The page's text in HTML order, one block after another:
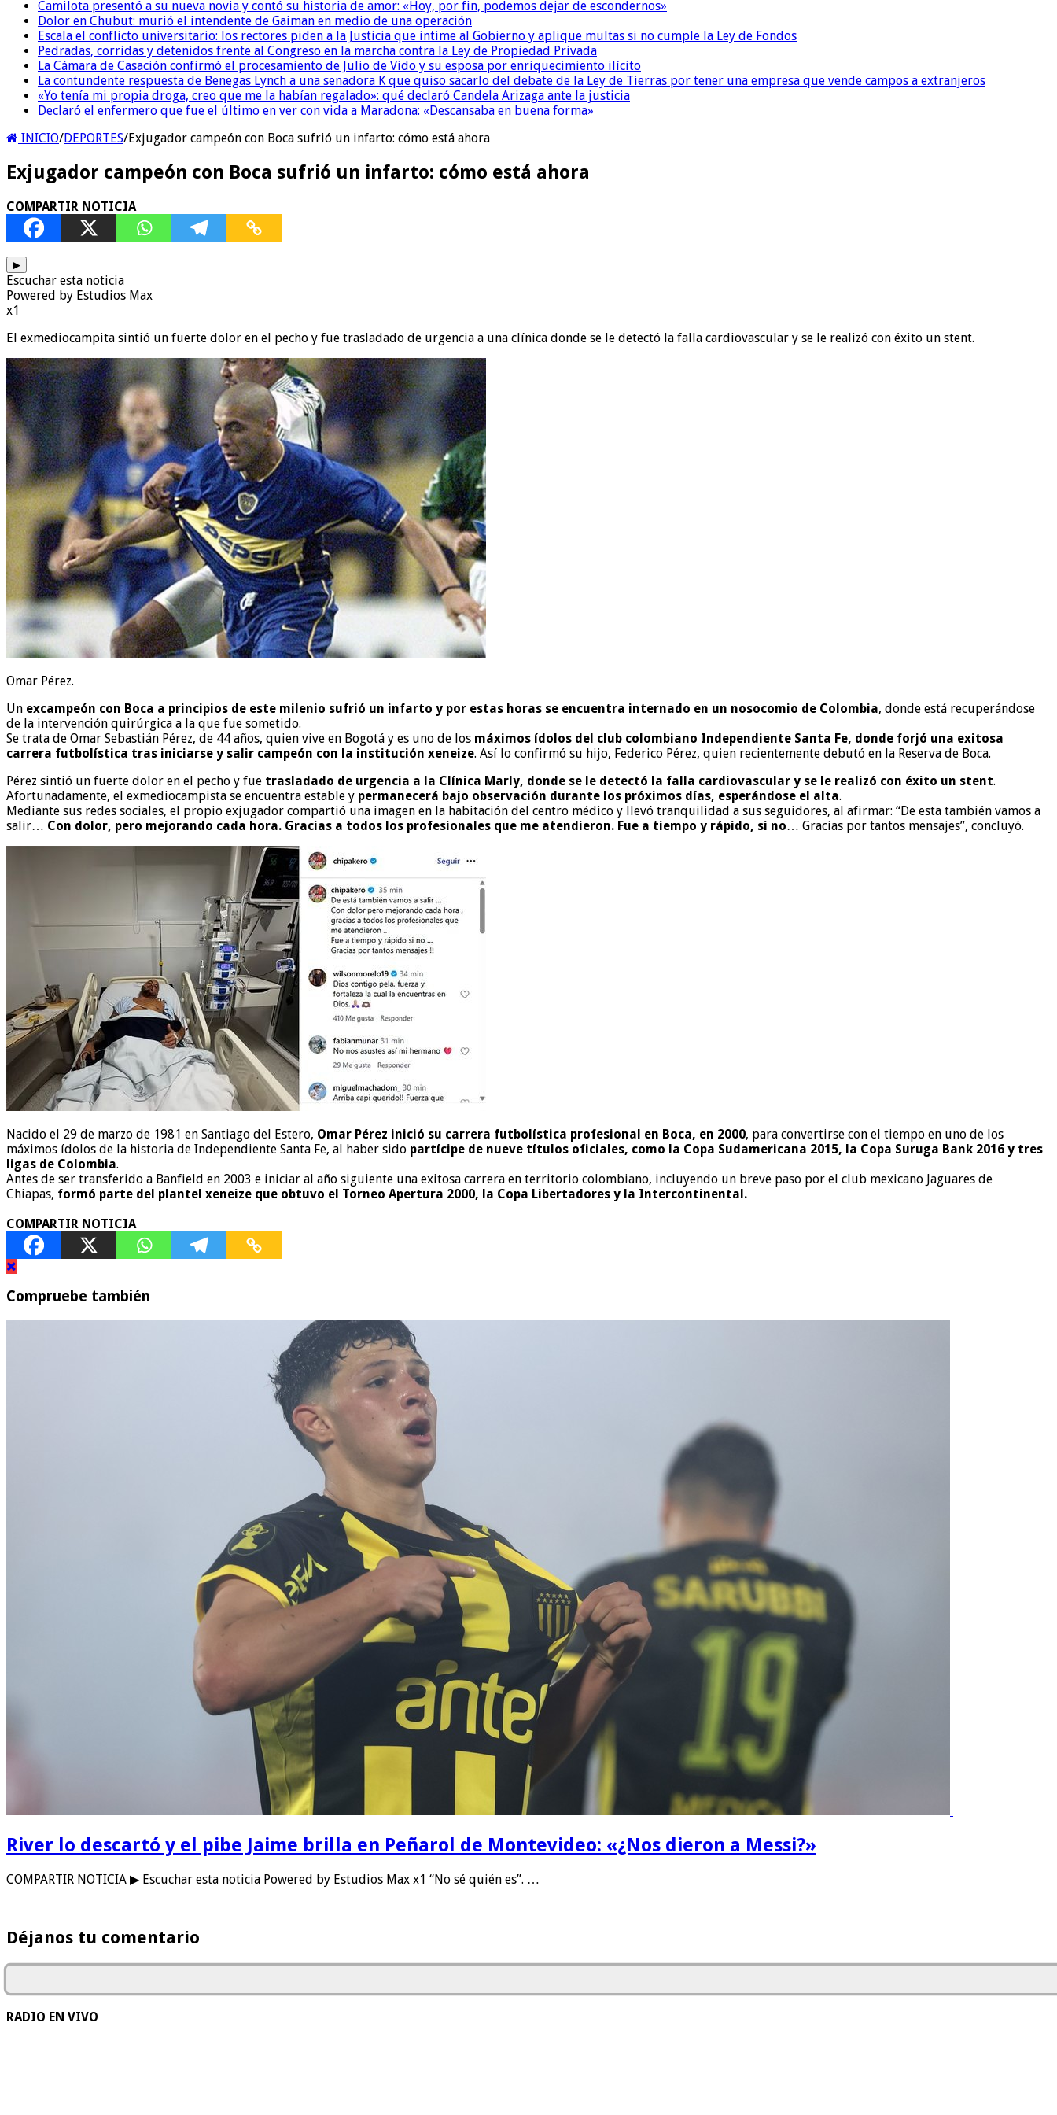
Camilota presentó a su nueva novia y contó su historia de amor: «Hoy, por fin, podemos dejar de escondernos»
Dolor en Chubut: murió el intendente de Gaiman en medio de una operación
Escala el conflicto universitario: los rectores piden a la Justicia que intime al Gobierno y aplique multas si no cumple la Ley de Fondos
Pedradas, corridas y detenidos frente al Congreso en la marcha contra la Ley de Propiedad Privada
La Cámara de Casación confirmó el procesamiento de Julio de Vido y su esposa por enriquecimiento ilícito
La contundente respuesta de Benegas Lynch a una senadora K que quiso sacarlo del debate de la Ley de Tierras por tener una empresa que vende campos a extranjeros
«Yo tenía mi propia droga, creo que me la habían regalado»: qué declaró Candela Arizaga ante la justicia
Declaró el enfermero que fue el último en ver con vida a Maradona: «Descansaba en buena forma»
INICIO/DEPORTES/Exjugador campeón con Boca sufrió un infarto: cómo está ahora
Exjugador campeón con Boca sufrió un infarto: cómo está ahora
COMPARTIR NOTICIA
▶
Escuchar esta noticia
Powered by Estudios Max
x1
El exmediocampita sintió un fuerte dolor en el pecho y fue trasladado de urgencia a una clínica donde se le detectó la falla cardiovascular y se le realizó con éxito un stent.
Omar Pérez.
Un excampeón con Boca a principios de este milenio sufrió un infarto y por estas horas se encuentra internado en un nosocomio de Colombia, donde está recuperándose
de la intervención quirúrgica a la que fue sometido.
Se trata de Omar Sebastián Pérez, de 44 años, quien vive en Bogotá y es uno de los máximos ídolos del club colombiano Independiente Santa Fe, donde forjó una exitosa
carrera futbolística tras iniciarse y salir campeón con la institución xeneize. Así lo confirmó su hijo, Federico Pérez, quien recientemente debutó en la Reserva de Boca.
Pérez sintió un fuerte dolor en el pecho y fue trasladado de urgencia a la Clínica Marly, donde se le detectó la falla cardiovascular y se le realizó con éxito un stent.
Afortunadamente, el exmediocampista se encuentra estable y permanecerá bajo observación durante los próximos días, esperándose el alta.
Mediante sus redes sociales, el propio exjugador compartió una imagen en la habitación del centro médico y llevó tranquilidad a sus seguidores, al afirmar: “De esta también vamos a
salir… Con dolor, pero mejorando cada hora. Gracias a todos los profesionales que me atendieron. Fue a tiempo y rápido, si no… Gracias por tantos mensajes”, concluyó.
Nacido el 29 de marzo de 1981 en Santiago del Estero, Omar Pérez inició su carrera futbolística profesional en Boca, en 2000, para convertirse con el tiempo en uno de los
máximos ídolos de la historia de Independiente Santa Fe, al haber sido partícipe de nueve títulos oficiales, como la Copa Sudamericana 2015, la Copa Suruga Bank 2016 y tres
ligas de Colombia.
Antes de ser transferido a Banfield en 2003 e iniciar al año siguiente una exitosa carrera en territorio colombiano, incluyendo un breve paso por el club mexicano Jaguares de
Chiapas, formó parte del plantel xeneize que obtuvo el Torneo Apertura 2000, la Copa Libertadores y la Intercontinental.
COMPARTIR NOTICIA
Compruebe también
River lo descartó y el pibe Jaime brilla en Peñarol de Montevideo: «¿Nos dieron a Messi?»
COMPARTIR NOTICIA ▶ Escuchar esta noticia Powered by Estudios Max x1 “No sé quién es”. …
Déjanos tu comentario
RADIO EN VIVO